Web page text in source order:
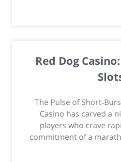
Red Dog
1. The Pulse of
Casino has carved a
players who crave
commitment of a